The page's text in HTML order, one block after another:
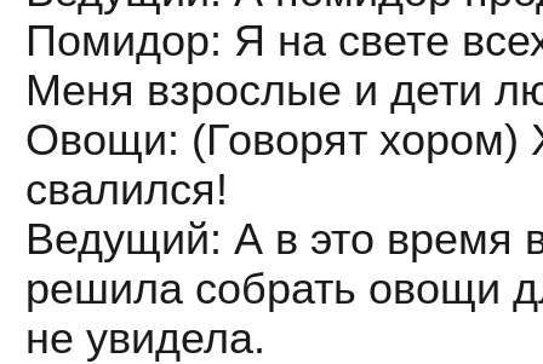
Помидор: Я на свете
Меня взрослые и дети
Овощи: (Говорят хором)
свалился!
Ведущий: А в это время
решила собрать овощи
не увидела.